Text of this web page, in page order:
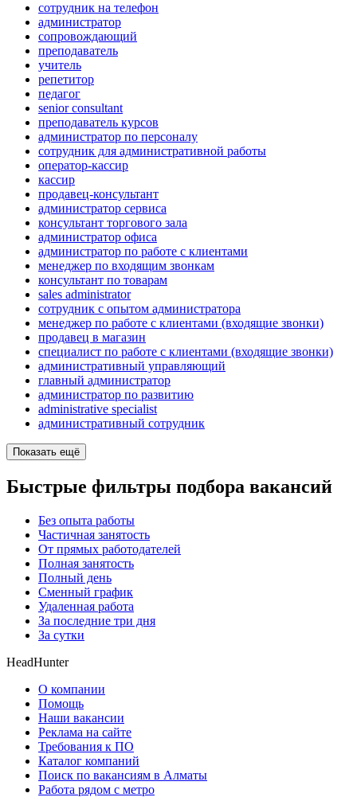
сотрудник на телефон
администратор
сопровождающий
преподаватель
учитель
репетитор
педагог
senior consultant
преподаватель курсов
администратор по персоналу
сотрудник для административной работы
оператор-кассир
кассир
продавец-консультант
администратор сервиса
консультант торгового зала
администратор офиса
администратор по работе с клиентами
менеджер по входящим звонкам
консультант по товарам
sales administrator
сотрудник с опытом администратора
менеджер по работе с клиентами (входящие звонки)
продавец в магазин
специалист по работе с клиентами (входящие звонки)
административный управляющий
главный администратор
администратор по развитию
administrative specialist
административный сотрудник
Показать ещё
Быстрые фильтры подбора вакансий
Без опыта работы
Частичная занятость
От прямых работодателей
Полная занятость
Полный день
Сменный график
Удаленная работа
За последние три дня
За сутки
HeadHunter
О компании
Помощь
Наши вакансии
Реклама на сайте
Требования к ПО
Каталог компаний
Поиск по вакансиям в Алматы
Работа рядом с метро